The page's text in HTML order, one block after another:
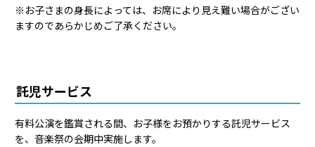
※お子さまの身長によっては、お席により見え難い場合がござい
ますのであらかじめご了承ください。
託児サービス
有料公演を鑑賞される間、お子様をお預かりする託児サービス
を、音楽祭の会期中実施します。